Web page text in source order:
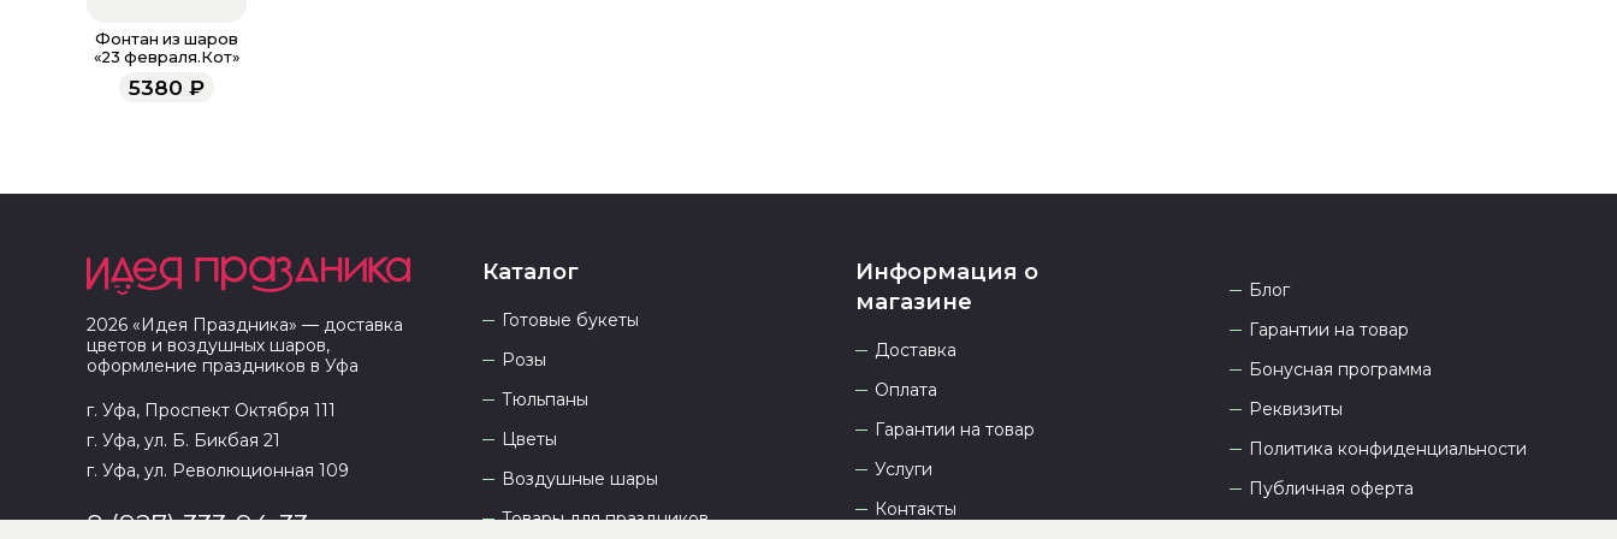
Фонтан из шаров
«23 февраля.Кот»
5380 ₽
2026 «Идея Праздника» — доставка
цветов и воздушных шаров,
оформление праздников в Уфа
г. Уфа, Проспект Октября 111
г. Уфа, ул. Б. Бикбая 21
г. Уфа, ул. Революционная 109
8 (927) 333-94-33
Каталог
Готовые букеты
Розы
Тюльпаны
Цветы
Воздушные шары
Товары для праздников
Информация о
магазине
Доставка
Оплата
Гарантии на товар
Услуги
Контакты
Блог
Гарантии на товар
Бонусная программа
Реквизиты
Политика конфиденциальности
Публичная оферта